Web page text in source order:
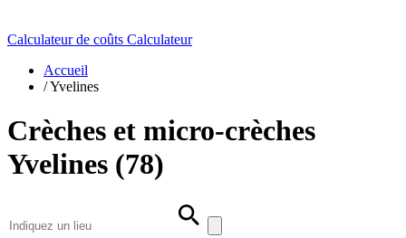
Calculateur de coûts Calculateur
Accueil
/Yvelines
Crèches et micro-crèches
Yvelines (78)